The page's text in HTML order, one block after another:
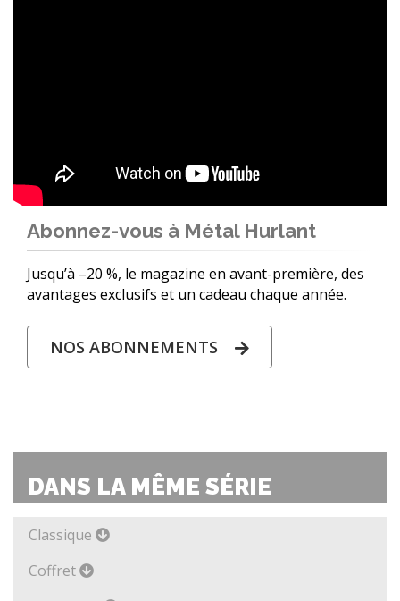
Abonnez-vous à Métal Hurlant
Jusqu’à –20 %, le magazine en avant-première, des
avantages exclusifs et un cadeau chaque année.
NOS ABONNEMENTS
DANS LA MÊME SÉRIE
Classique
Coffret